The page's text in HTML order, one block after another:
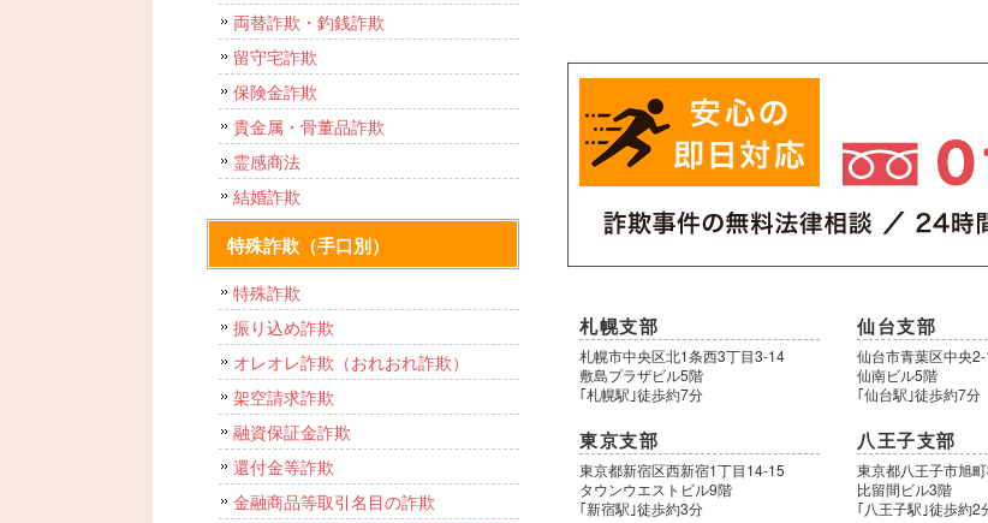
札幌支部
札幌市中央区北1条西3丁目3-14
敷島プラザビル5階
｢札幌駅｣徒歩約7分
仙台支部
仙台市青葉区中央
仙南ビル5階
｢仙台駅｣徒歩約7分
東京支部
東京都新宿区西新宿1丁目14-15
タウンウエストビル9階
｢新宿駅｣徒歩約3分
八王子支部
東京都八王子市旭
比留間ビル3階
｢八王子駅｣徒歩約2
両替詐欺・釣銭詐欺
留守宅詐欺
保険金詐欺
貴金属・骨董品詐欺
霊感商法
結婚詐欺
特殊詐欺（手口別）
特殊詐欺
振り込め詐欺
オレオレ詐欺（おれおれ詐欺）
架空請求詐欺
融資保証金詐欺
還付金等詐欺
金融商品等取引名目の詐欺